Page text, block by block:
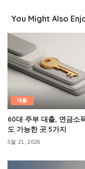
You Might Also
대출
60대 주부 대출, 연금소
도 가능한 곳 5가지
5월 21, 2026